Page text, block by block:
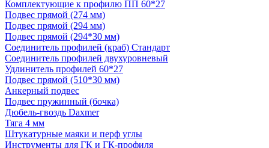
Комплектующие к профилю ПП 60*27
Подвес прямой (274 мм)
Подвес прямой (294 мм)
Подвес прямой (294*30 мм)
Соединитель профилей (краб) Стандарт
Соединитель профилей двухуровневый
Удлинитель профилей 60*27
Подвес прямой (510*30 мм)
Анкерный подвес
Подвес пружинный (бочка)
Дюбель-гвоздь Daxmer
Тяга 4 мм
Штукатурные маяки и перф углы
Инструменты для ГК и ГК-профиля